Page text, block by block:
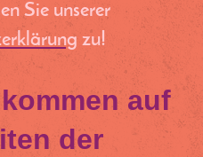
Sie unserer
zu!
auf
der